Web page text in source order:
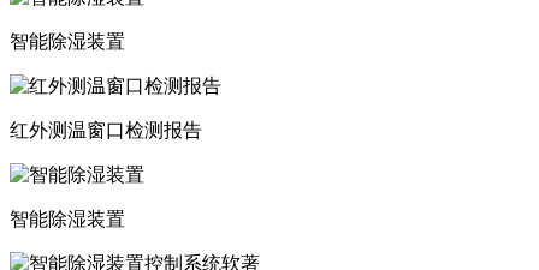
智能除湿装置
红外测温窗口检测报告
智能除湿装置